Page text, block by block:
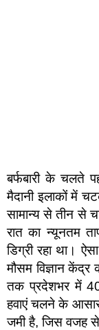
बर्फबारी के चलते
मैदानी इलाकों में
सामान्य से तीन से
रात का न्यूनतम
डिग्री रहा था।
मौसम विज्ञान केंद्र
तक प्रदेशभर में
हवाएं चलने के
जमी है, जिस वजह से